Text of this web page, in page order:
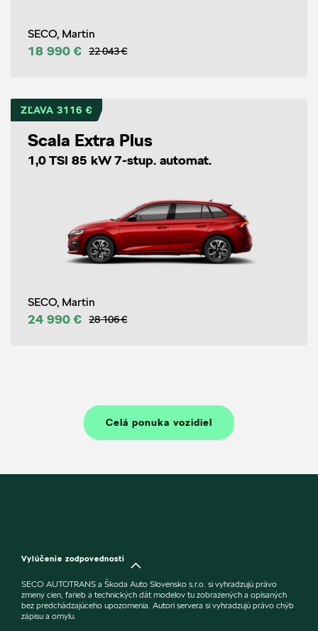
SECO, Martin
18 990 € 22 043 €
ZĽAVA 3116 €
Scala Extra Plus
1,0 TSI 85 kW 7-stup. automat.
SECO, Martin
24 990 € 28 106 €
Celá ponuka vozidiel
Vylúčenie zodpovednosti
SECO AUTOTRANS a Škoda Auto Slovensko s.r.o. si vyhradzujú právo
zmeny cien, farieb a technických dát modelov tu zobrazených a opísaných
bez predchádzajúceho upozornenia. Autori servera si vyhradzujú právo chýb
zápisu a omylu.